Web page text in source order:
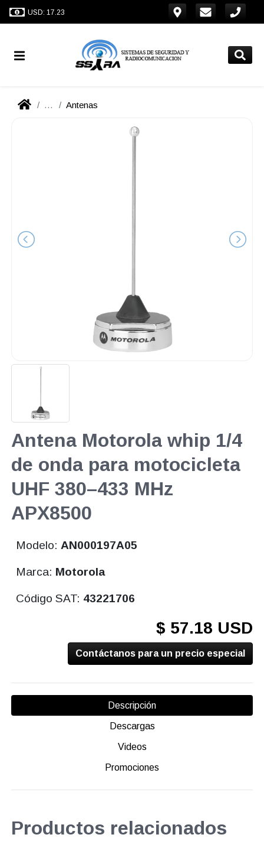
USD: 17.23
... Antenas
Antena Motorola whip 1/4
de onda para motocicleta
UHF 380–433 MHz
APX8500
Modelo: AN000197A05
Marca: Motorola
Código SAT: 43221706
$ 57.18 USD
Contáctanos para un precio especial
Descripción
Descargas
Videos
Promociones
Productos relacionados